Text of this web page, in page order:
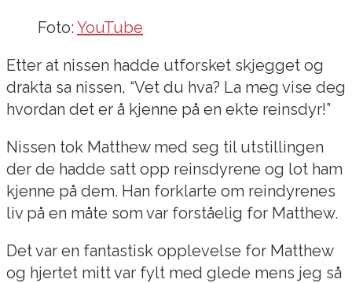
Foto: YouTube
Etter at nissen hadde utforsket skjegget og
drakta sa nissen, “Vet du hva? La meg vise deg
hvordan det er å kjenne på en ekte reinsdyr!”
Nissen tok Matthew med seg til utstillingen
der de hadde satt opp reinsdyrene og lot ham
kjenne på dem. Han forklarte om reindyrenes
liv på en måte som var forståelig for Matthew.
Det var en fantastisk opplevelse for Matthew
og hjertet mitt var fylt med glede mens jeg så